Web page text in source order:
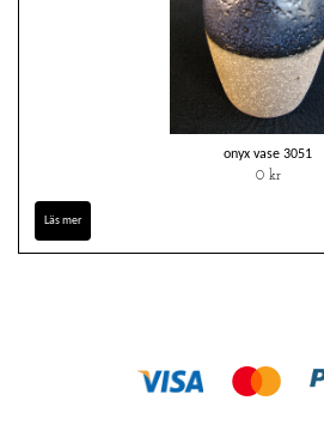
onyx vase 3051
0 kr
Läs mer